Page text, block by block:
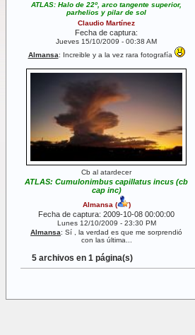
ATLAS: Halo de 22º, arco tangente superior,
parhelios y pilar de sol
Claudio Martínez
Fecha de captura:
Jueves 15/10/2009 - 00:38 AM
Almansa: Increible y a la vez rara fotografía
Cb al atardecer
ATLAS: Cumulonimbus capillatus incus (cb
cap inc)
Almansa ( )
Fecha de captura: 2009-10-08 00:00:00
Lunes 12/10/2009 - 23:30 PM
Almansa: Sí , la verdad es que me sorprendió
con las última...
5 archivos en 1 página(s)